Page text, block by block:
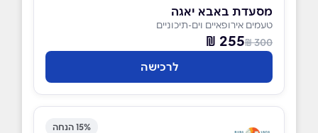
מסעדת באבא יאגה
טעמים אירופאיים וים-תיכוניים
300 ₪
255 ₪
לרכישה
15% הנחה